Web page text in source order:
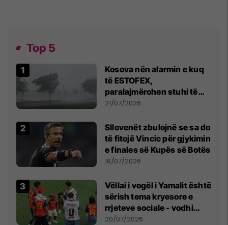
Top 5
Kosova nën alarmin e kuq
të ESTOFEX,
paralajmërohen stuhi të
fuqishme me breshër dhe
21/07/2026
Sllovenët zbulojnë se sa do
të fitojë Vincic për gjykimin
e finales së Kupës së Botës
18/07/2026
Vëllai i vogël i Yamalit është
sërish tema kryesore e
rrjeteve sociale - vodhi
vëmendjen pas finales së
20/07/2026